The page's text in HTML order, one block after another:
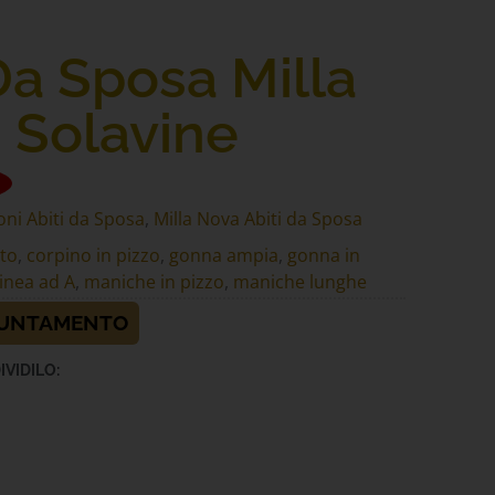
Sposa Milla
Solavine
Abiti da Sposa Milla Nova Abiti da Sposa
corpino in pizzo gonna ampia gonna in
ad A, maniche in pizzo maniche lunghe